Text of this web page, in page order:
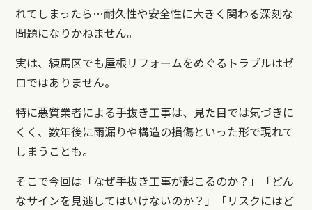
れてしまったら…耐久性や安全性に大きく関わる深刻な
問題になりかねません。
実は、練馬区でも屋根リフォームをめぐるトラブルはゼ
ロではありません。
特に悪質業者による手抜き工事は、見た目では気づきに
くく、数年後に雨漏りや構造の損傷といった形で現れて
しまうことも。
そこで今回は「なぜ手抜き工事が起こるのか？」「どん
なサインを見逃してはいけないのか？」「リスクにはど